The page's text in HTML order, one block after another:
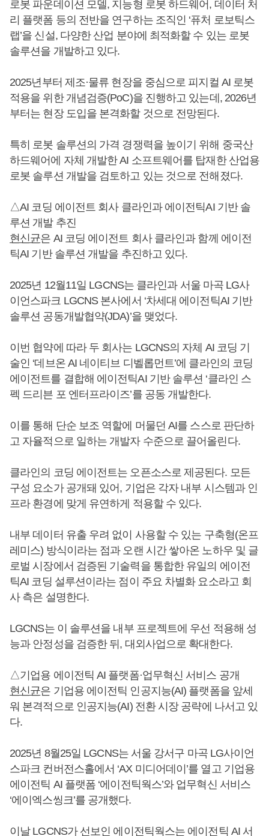
로봇 파운데이션 모델, 지능형 로봇 하드웨어, 데이터 처
리 플랫폼 등의 전반을 연구하는 조직인 ‘퓨처 로보틱스
랩’을 신설, 다양한 산업 분야에 최적화할 수 있는 로봇
솔루션을 개발하고 있다.
2025년부터 제조·물류 현장을 중심으로 피지컬 AI 로봇
적용을 위한 개념검증(PoC)을 진행하고 있는데, 2026년
부터는 현장 도입을 본격화할 것으로 전망된다.
특히 로봇 솔루션의 가격 경쟁력을 높이기 위해 중국산
하드웨어에 자체 개발한 AI 소프트웨어를 탑재한 산업용
로봇 솔루션 개발을 검토하고 있는 것으로 전해졌다.
△AI 코딩 에이전트 회사 클라인과 에이전틱AI 기반 솔
루션 개발 추진
현신균은 AI 코딩 에이전트 회사 클라인과 함께 에이전
틱AI 기반 솔루션 개발을 추진하고 있다.
2025년 12월11일 LGCNS는 클라인과 서울 마곡 LG사
이언스파크 LGCNS 본사에서 ‘차세대 에이전틱AI 기반
솔루션 공동개발협약(JDA)’을 맺었다.
이번 협약에 따라 두 회사는 LGCNS의 자체 AI 코딩 기
술인 ‘데브온 AI 네이티브 디벨롭먼트’에 클라인의 코딩
에이전트를 결합해 에이전틱AI 기반 솔루션 ‘클라인 스
펙 드리븐 포 엔터프라이즈’를 공동 개발한다.
이를 통해 단순 보조 역할에 머물던 AI를 스스로 판단하
고 자율적으로 일하는 개발자 수준으로 끌어올린다.
클라인의 코딩 에이전트는 오픈소스로 제공된다. 모든
구성 요소가 공개돼 있어, 기업은 각자 내부 시스템과 인
프라 환경에 맞게 유연하게 적용할 수 있다.
내부 데이터 유출 우려 없이 사용할 수 있는 구축형(온프
레미스) 방식이라는 점과 오랜 시간 쌓아온 노하우 및 글
로벌 시장에서 검증된 기술력을 통합한 유일의 에이전
틱AI 코딩 설루션이라는 점이 주요 차별화 요소라고 회
사 측은 설명한다.
LGCNS는 이 솔루션을 내부 프로젝트에 우선 적용해 성
능과 안정성을 검증한 뒤, 대외사업으로 확대한다.
△기업용 에이전틱 AI 플랫폼·업무혁신 서비스 공개
현신균은 기업용 에이전틱 인공지능(AI) 플랫폼을 앞세
워 본격적으로 인공지능(AI) 전환 시장 공략에 나서고 있
다.
2025년 8월25일 LGCNS는 서울 강서구 마곡 LG사이언
스파크 컨버전스홀에서 ‘AX 미디어데이’를 열고 기업용
에이전틱 AI 플랫폼 ‘에이전틱웍스’와 업무혁신 서비스
‘에이엑스씽크’를 공개했다.
이날 LGCNS가 선보인 에이전틱웍스는 에이전틱 AI 서